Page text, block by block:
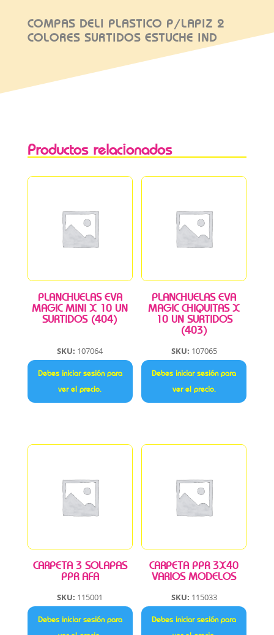
COMPAS DELI PLASTICO P/LAPIZ 2
COLORES SURTIDOS ESTUCHE IND
Productos relacionados
PLANCHUELAS EVA
MAGIC MINI X 10 UN
SURTIDOS (404)
SKU: 107064
Debes iniciar sesión para
ver el precio.
PLANCHUELAS EVA
MAGIC CHIQUITAS X
10 UN SURTIDOS
(403)
SKU: 107065
Debes iniciar sesión para
ver el precio.
CARPETA 3 SOLAPAS
PPR AFA
SKU: 115001
Debes iniciar sesión para
CARPETA PPR 3X40
VARIOS MODELOS
SKU: 115033
Debes iniciar sesión para